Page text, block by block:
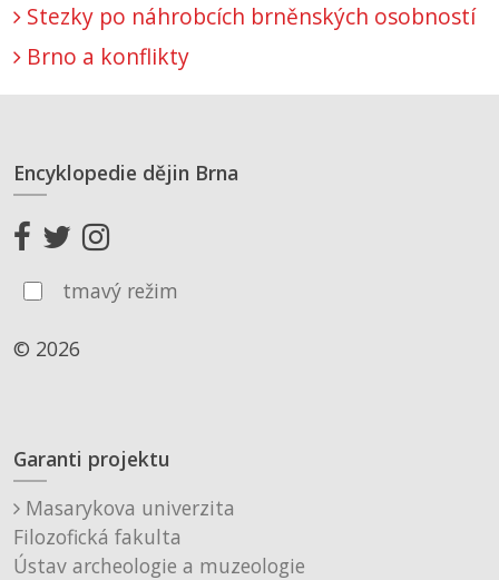
Stezky po náhrobcích brněnských osobností
Brno a konflikty
Encyklopedie dějin Brna
tmavý režim
© 2026
Garanti projektu
Masarykova univerzita
Filozofická fakulta
Ústav archeologie a muzeologie